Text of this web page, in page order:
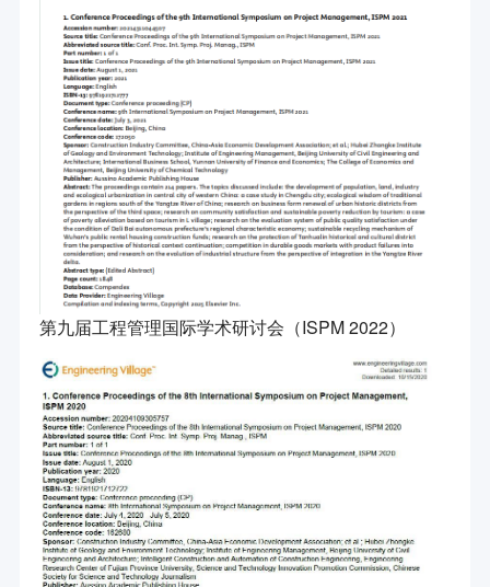
第九届工程管理国际学术研讨会（ISPM 2022）